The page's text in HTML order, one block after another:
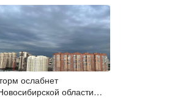
ослабнет
области